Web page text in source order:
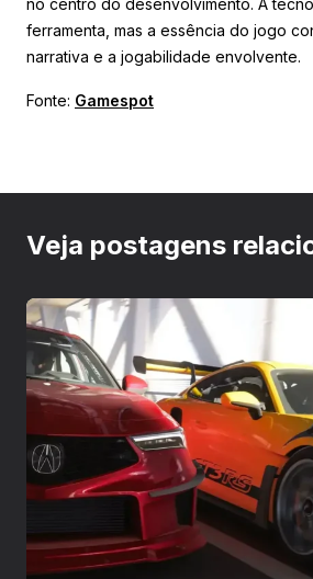
no centro do desenvolvimento. A
ferramenta, mas a essência do jogo
narrativa e a jogabilidade envolvente.
Fonte: Gamespot
Veja postagens